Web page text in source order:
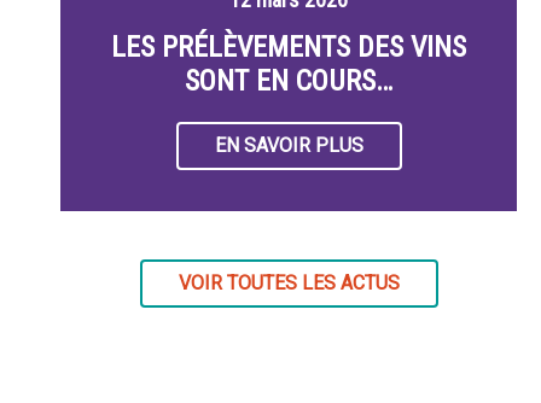
LES PRÉLÈVEMENTS DES VINS
SONT EN COURS…
EN SAVOIR PLUS
VOIR TOUTES LES ACTUS